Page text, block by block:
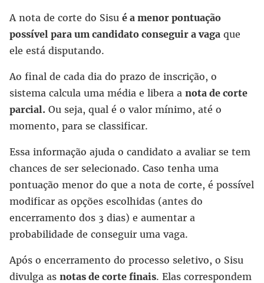
A nota de corte do Sisu é a menor pontuação
possível para um candidato conseguir a vaga que
ele está disputando.
Ao final de cada dia do prazo de inscrição, o
sistema calcula uma média e libera a nota de corte
parcial. Ou seja, qual é o valor mínimo, até o
momento, para se classificar.
Essa informação ajuda o candidato a avaliar se tem
chances de ser selecionado. Caso tenha uma
pontuação menor do que a nota de corte, é possível
modificar as opções escolhidas (antes do
encerramento dos 3 dias) e aumentar a
probabilidade de conseguir uma vaga.
Após o encerramento do processo seletivo, o Sisu
divulga as notas de corte finais. Elas correspondem